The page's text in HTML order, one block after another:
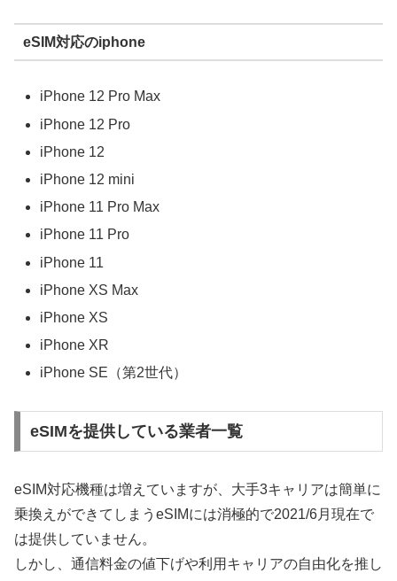
eSIM対応のiphone
iPhone 12 Pro Max
iPhone 12 Pro
iPhone 12
iPhone 12 mini
iPhone 11 Pro Max
iPhone 11 Pro
iPhone 11
iPhone XS Max
iPhone XS
iPhone XR
iPhone SE（第2世代）
eSIMを提供している業者一覧
eSIM対応機種は増えていますが、大手3キャリアは簡単に
乗換えができてしまうeSIMには消極的で2021/6月現在で
は提供していません。
しかし、通信料金の値下げや利用キャリアの自由化を推し